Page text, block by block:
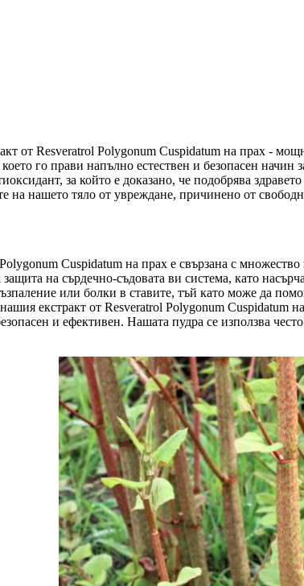
от Resveratrol Polygonum Cuspidatum на прах -
го прави напълно естествен и безопасен
за който е доказано, че подобрява
на нашето тяло от увреждане, причинено от
Cuspidatum на прах е свързана с
на сърдечно-съдовата ви система, като
или болки в ставите, тъй като може да
екстракт от Resveratrol Polygonum
и ефективен. Нашата пудра се използва